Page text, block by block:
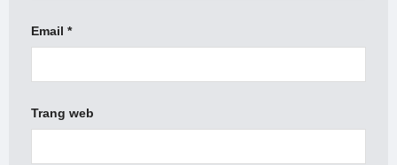
Email *
Trang web